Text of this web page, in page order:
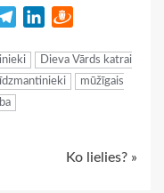
TelegramLinkedIn
Dieva Vārds katrai
mūžīgais
Ko lielies? »